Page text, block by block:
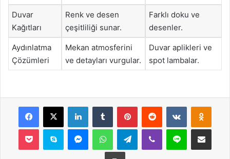
Duvar
Kağıtları
Renk ve desen
çeşitliliği sunar.
Farklı doku ve
desenler.
Aydınlatma
Çözümleri
Mekan atmosferini
ve detayları vurgular.
Duvar aplikleri ve
spot lambalar.
Facebook
X LinkedInTumblr PinterestReddit VKontakte
Pocket Skype MessengerWhatsAppTelegramViber Line E-Posta ile
Yazdır